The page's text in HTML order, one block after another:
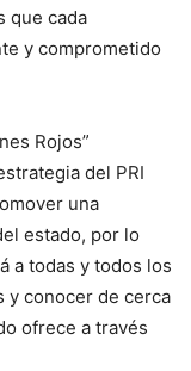
que cada
y comprometido
Rojos”
del PRI
una
estado, por lo
a todas y todos los
y conocer de cerca
ofrece a través